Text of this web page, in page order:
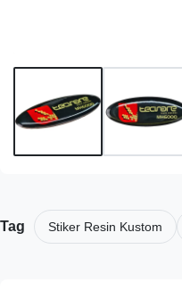
Tag Stiker Resin Kustom